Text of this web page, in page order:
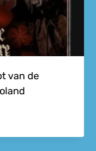
van de